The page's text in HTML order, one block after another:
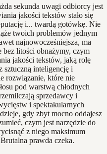
sekunda uwagi odbiorcy jest
jakości tekstów stało się
i... twardą gotówkę. Nie
twoich problemów jednym
najnowocześniejsza, ma
litości obnażymy, czym
jakości tekstów, jaką rolę
sztuczną inteligencję i
rozwiązanie, które nie
pod warstwą chłodnych
sprzedawcy i
i spektakularnych
gdy zbyt mocno oddajesz
czym jest narzędzie do
z niego maksimum
prawda czeka.